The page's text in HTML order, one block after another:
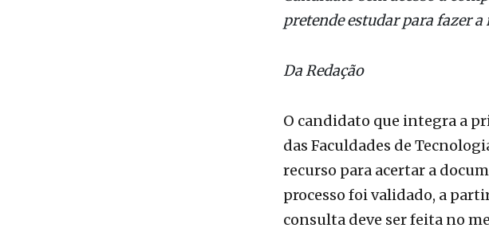
Da Redação
O candidato que integra a
recurso para acertar a
processo foi validado, a
consulta deve ser feita no
foram anexados.